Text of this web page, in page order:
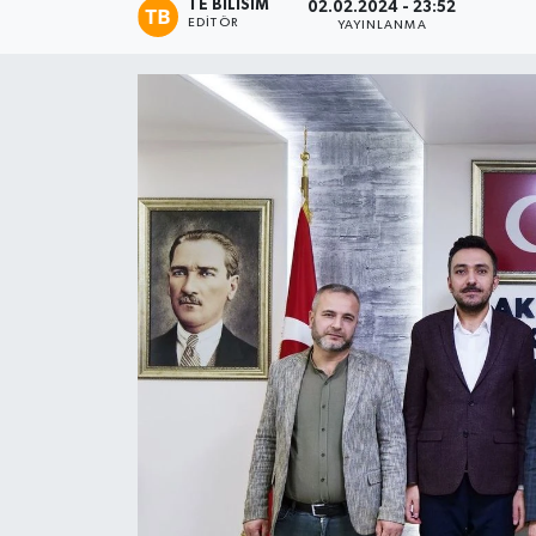
TE BILISIM
EDITÖR
02.02.2024 - 23:52
YAYINLANMA
Magazin